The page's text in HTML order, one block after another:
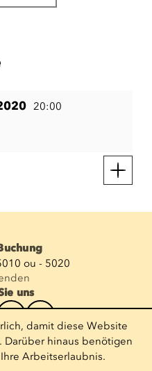
20:00
ou - 5020
uns
damit diese Website
hinaus benötigen
Arbeitserlaubnis.